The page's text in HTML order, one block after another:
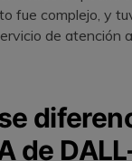
fue complejo, y
de atención
de